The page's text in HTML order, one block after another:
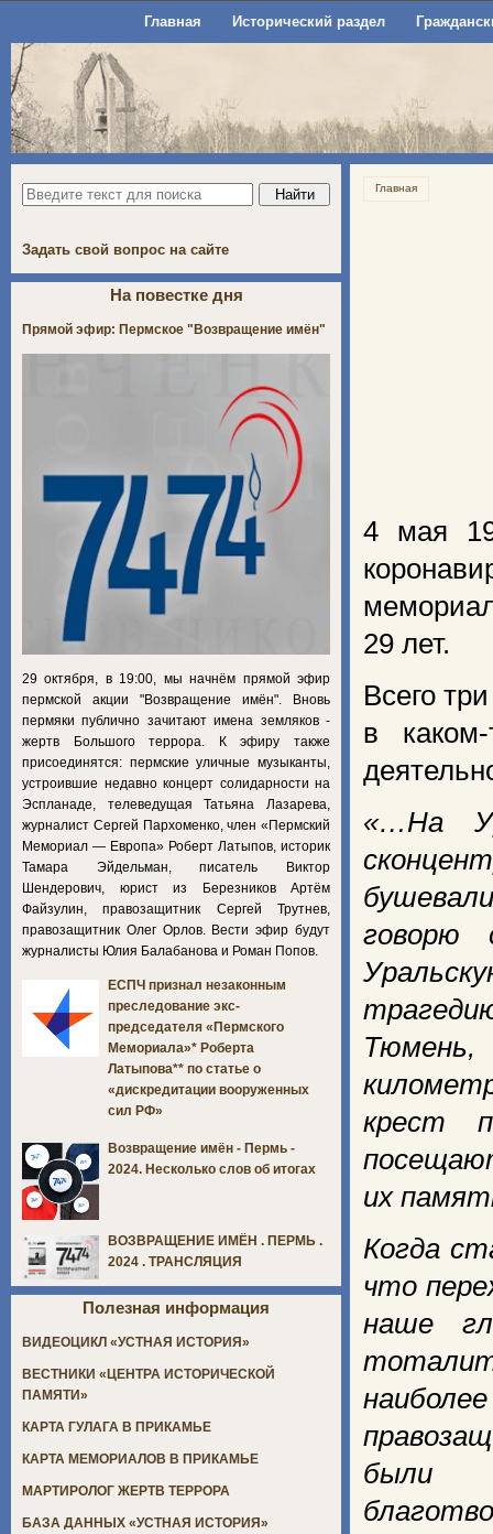
Главная Исторический раздел
Главная
4 мая
29 лет.
Всего
в
«…На
говорю
крест
их
Когда
что
наше
были
Задать свой вопрос на сайте
На повестке дня
Прямой эфир: Пермское "Возвращение имён"
29 октября, в 19:00, мы начнём прямой эфир
пермской акции "Возвращение имён". Вновь
пермяки публично зачитают имена земляков -
жертв Большого террора. К эфиру также
присоединятся: пермские уличные музыканты,
устроившие недавно концерт солидарности на
Эспланаде, телеведущая Татьяна Лазарева,
журналист Сергей Пархоменко, член «Пермский
Мемориал — Европа» Роберт Латыпов, историк
Тамара Эйдельман, писатель Виктор
Шендерович, юрист из Березников Артём
Файзулин, правозащитник Сергей Трутнев,
правозащитник Олег Орлов. Вести эфир будут
журналисты Юлия Балабанова и Роман Попов.
ЕСПЧ признал незаконным
преследование экс-
председателя «Пермского
Мемориала»* Роберта
Латыпова** по статье о
«дискредитации вооруженных
сил РФ»
Возвращение имён - Пермь -
2024. Несколько слов об итогах
ВОЗВРАЩЕНИЕ ИМЁН . ПЕРМЬ .
2024 . ТРАНСЛЯЦИЯ
Полезная информация
ВИДЕОЦИКЛ «УСТНАЯ ИСТОРИЯ»
ВЕСТНИКИ «ЦЕНТРА ИСТОРИЧЕСКОЙ
ПАМЯТИ»
КАРТА ГУЛАГА В ПРИКАМЬЕ
КАРТА МЕМОРИАЛОВ В ПРИКАМЬЕ
МАРТИРОЛОГ ЖЕРТВ ТЕРРОРА
БАЗА ДАННЫХ «УСТНАЯ ИСТОРИЯ»